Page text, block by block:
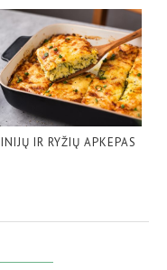
IR RYŽIŲ APKEPAS